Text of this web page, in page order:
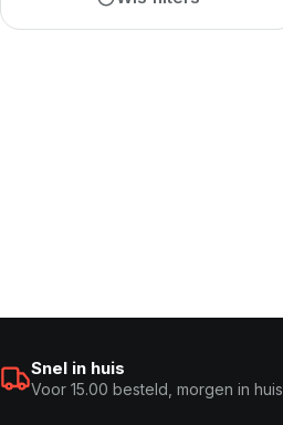
Snel in huis
Voor 15.00 besteld, morgen in huis